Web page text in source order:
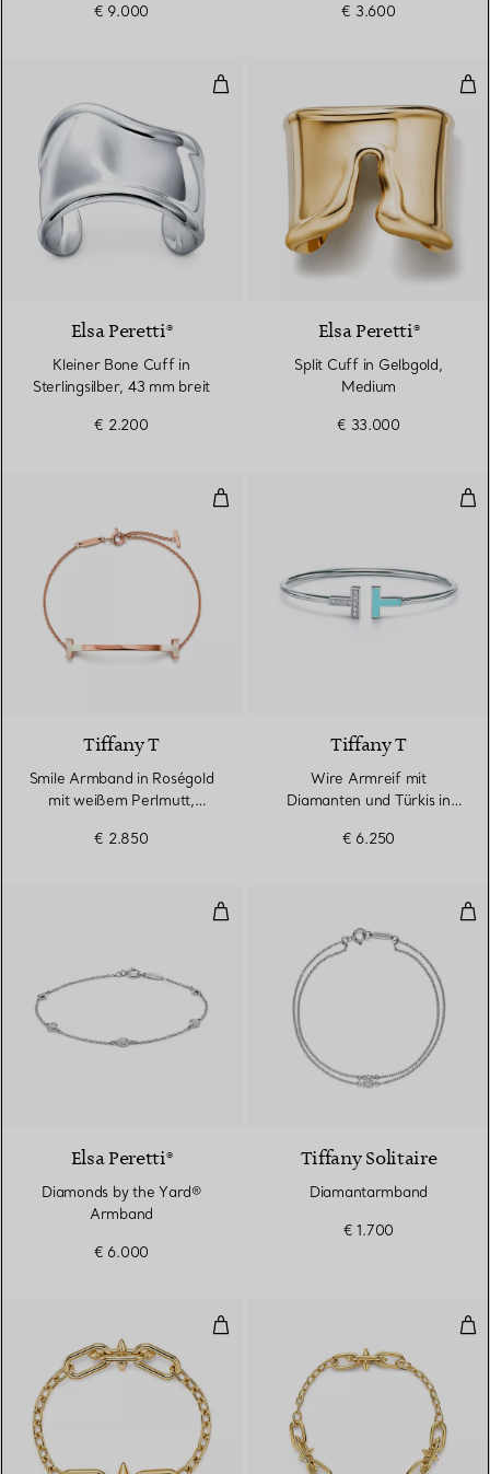
€ 9.000
€ 3.600
Kleiner Bone Cuff in
Elsa Peretti®
Kleiner Bone Cuff in
Sterlingsilber, 43 mm breit
€ 2.200
Elsa Peretti®
Split Cuff in Gelbgold,
Medium
€ 33.000
Smile Armband in Roségold mit
Tiffany T
Smile Armband in Roségold
mit weißem Perlmutt,
€ 2.850
Tiffany T
Wire Armreif mit
Diamanten und Türkis in
€ 6.250
Diamonds by the Yard®
Elsa Peretti®
Diamonds by the Yard®
Armband
€ 6.000
Tiffany Solitaire
Diamantarmband
€ 1.700
Armband mit mittelgroßen